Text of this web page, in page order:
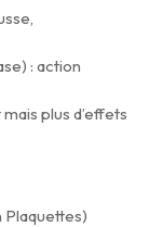
: action
plus d’effets
Plaquettes)